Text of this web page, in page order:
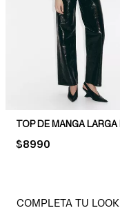
PRICE:
$8990
COMPLETA TU LOOK